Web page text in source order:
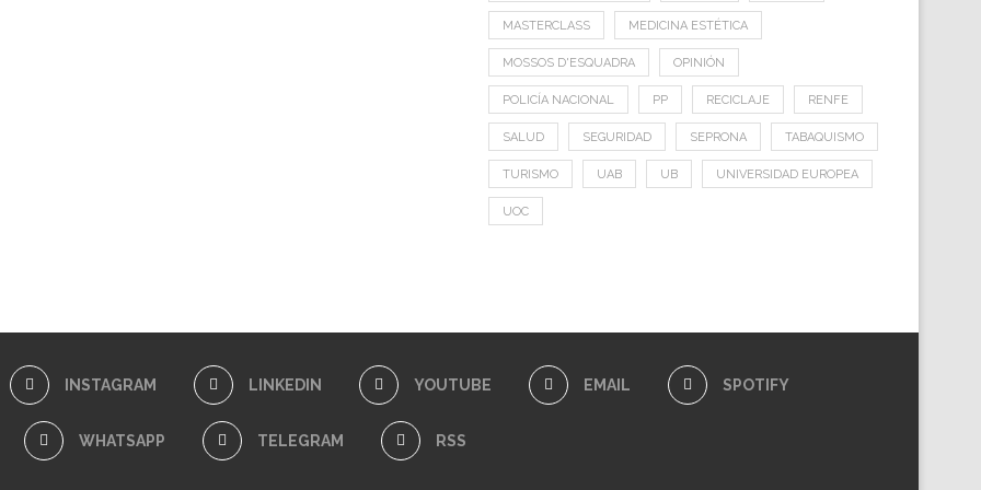
MASTERCLASS MEDICINA ESTÉTICA
MOSSOS D'ESQUADRA OPINIÓN
POLICÍA NACIONAL PP RECICLAJE RENFE
SALUD SEGURIDAD SEPRONA TABAQUISMO
TURISMO UAB UB UNIVERSIDAD EUROPEA
UOC
INSTAGRAM LINKEDIN YOUTUBE EMAIL SPOTIFY
WHATSAPP TELEGRAM RSS